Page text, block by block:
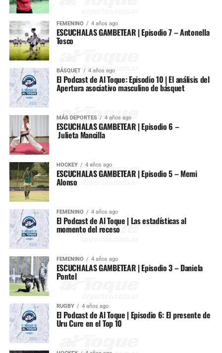
FEMENINO 4 años ago
ESCUCHALAS GAMBETEAR | Episodio 7 – Antonella
Tosco
BÁSQUET 4 años ago
El Podcast de Al Toque: Episodio 10 | El análisis del
Apertura asociativo masculino de básquet
MÁS DEPORTES 4 años ago
ESCUCHALAS GAMBETEAR | Episodio 6 –
Julieta Mancilla
HOCKEY 4 años ago
ESCUCHALAS GAMBETEAR | Episodio 5 – Memi
Alonso
FEMENINO 4 años ago
El Podcast de Al Toque | Las estadísticas al
momento del receso
FEMENINO 4 años ago
ESCUCHALAS GAMBETEAR | Episodio 3 – Daniela
Pontel
RUGBY 4 años ago
El Podcast de Al Toque | Episodio 6: El presente de
Uru Cure en el Top 10